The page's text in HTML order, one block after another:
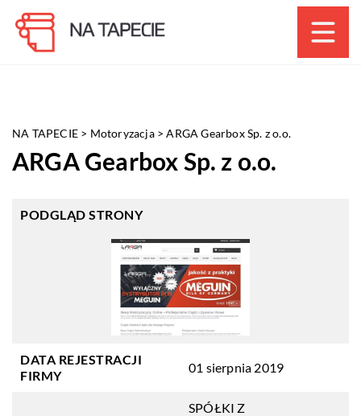
NA TAPECIE > Motoryzacja>ARGA Gearbox Sp. z o.o.
ARGA Gearbox Sp. z o.o.
PODGLĄD STRONY
DATA REJESTRACJI
FIRMY
01 sierpnia 2019
SPÓŁKI Z